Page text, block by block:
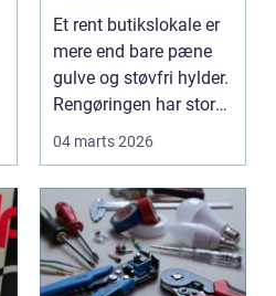
butik, kunderne
har lyst til at
komme tilbage til
Et rent butikslokale er
mere end bare pæne
gulve og støvfri hylder.
Rengøringen har stor
betydning f...
04 marts 2026